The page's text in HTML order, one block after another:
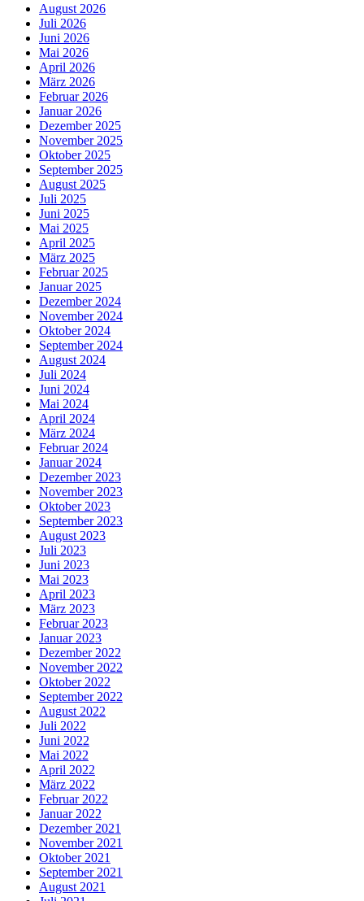
August 2026
Juli 2026
Juni 2026
Mai 2026
April 2026
März 2026
Februar 2026
Januar 2026
Dezember 2025
November 2025
Oktober 2025
September 2025
August 2025
Juli 2025
Juni 2025
Mai 2025
April 2025
März 2025
Februar 2025
Januar 2025
Dezember 2024
November 2024
Oktober 2024
September 2024
August 2024
Juli 2024
Juni 2024
Mai 2024
April 2024
März 2024
Februar 2024
Januar 2024
Dezember 2023
November 2023
Oktober 2023
September 2023
August 2023
Juli 2023
Juni 2023
Mai 2023
April 2023
März 2023
Februar 2023
Januar 2023
Dezember 2022
November 2022
Oktober 2022
September 2022
August 2022
Juli 2022
Juni 2022
Mai 2022
April 2022
März 2022
Februar 2022
Januar 2022
Dezember 2021
November 2021
Oktober 2021
September 2021
August 2021